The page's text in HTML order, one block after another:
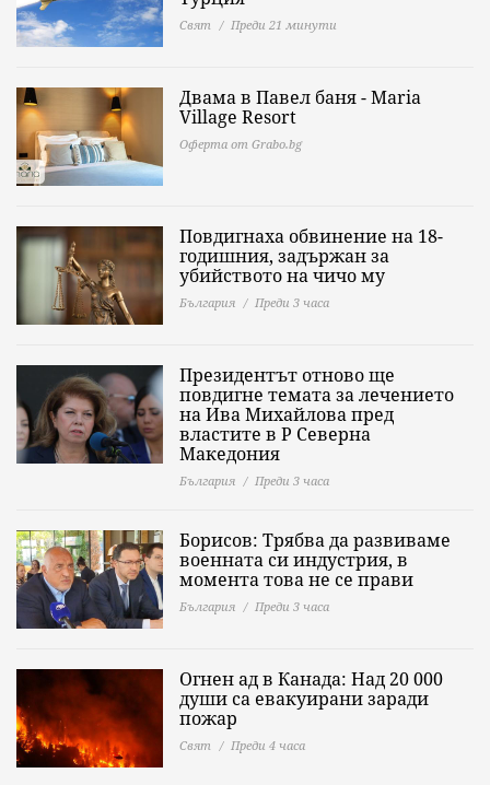
Свят Преди 21 минути
Двама в Павел баня - Maria
Village Resort
Оферта от Grabo.bg
Повдигнаха обвинение на 18-
годишния, задържан за
убийството на чичо му
България Преди 3 часа
Президентът отново ще
повдигне темата за лечението
на Ива Михайлова пред
властите в Р Северна
Македония
България Преди 3 часа
Борисов: Трябва да развиваме
военната си индустрия, в
момента това не се прави
България Преди 3 часа
Огнен ад в Канада: Над 20 000
души са евакуирани заради
пожар
Свят Преди 4 часа